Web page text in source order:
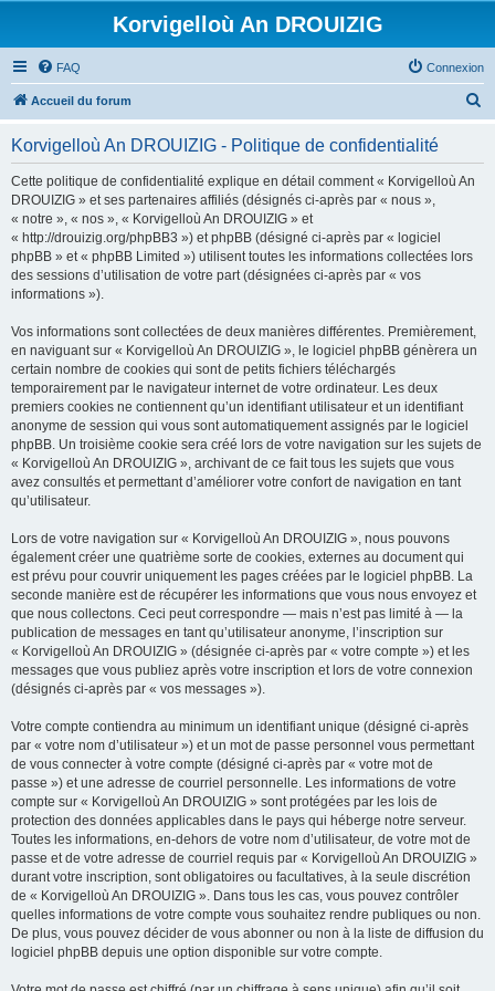
Korvigelloù An DROUIZIG
FAQ Connexion
Accueil du forum
Korvigelloù An DROUIZIG - Politique de confidentialité
Cette politique de confidentialité explique en détail comment « Korvigelloù An
DROUIZIG » et ses partenaires affiliés (désignés ci-après par « nous »,
« notre », « nos », « Korvigelloù An DROUIZIG » et
« http://drouizig.org/phpBB3 ») et phpBB (désigné ci-après par « logiciel
phpBB » et « phpBB Limited ») utilisent toutes les informations collectées lors
des sessions d’utilisation de votre part (désignées ci-après par « vos
informations »).
Vos informations sont collectées de deux manières différentes. Premièrement,
en naviguant sur « Korvigelloù An DROUIZIG », le logiciel phpBB génèrera un
certain nombre de cookies qui sont de petits fichiers téléchargés
temporairement par le navigateur internet de votre ordinateur. Les deux
premiers cookies ne contiennent qu’un identifiant utilisateur et un identifiant
anonyme de session qui vous sont automatiquement assignés par le logiciel
phpBB. Un troisième cookie sera créé lors de votre navigation sur les sujets de
« Korvigelloù An DROUIZIG », archivant de ce fait tous les sujets que vous
avez consultés et permettant d’améliorer votre confort de navigation en tant
qu’utilisateur.
Lors de votre navigation sur « Korvigelloù An DROUIZIG », nous pouvons
également créer une quatrième sorte de cookies, externes au document qui
est prévu pour couvrir uniquement les pages créées par le logiciel phpBB. La
seconde manière est de récupérer les informations que vous nous envoyez et
que nous collectons. Ceci peut correspondre — mais n’est pas limité à — la
publication de messages en tant qu’utilisateur anonyme, l’inscription sur
« Korvigelloù An DROUIZIG » (désignée ci-après par « votre compte ») et les
messages que vous publiez après votre inscription et lors de votre connexion
(désignés ci-après par « vos messages »).
Votre compte contiendra au minimum un identifiant unique (désigné ci-après
par « votre nom d’utilisateur ») et un mot de passe personnel vous permettant
de vous connecter à votre compte (désigné ci-après par « votre mot de
passe ») et une adresse de courriel personnelle. Les informations de votre
compte sur « Korvigelloù An DROUIZIG » sont protégées par les lois de
protection des données applicables dans le pays qui héberge notre serveur.
Toutes les informations, en-dehors de votre nom d’utilisateur, de votre mot de
passe et de votre adresse de courriel requis par « Korvigelloù An DROUIZIG »
durant votre inscription, sont obligatoires ou facultatives, à la seule discrétion
de « Korvigelloù An DROUIZIG ». Dans tous les cas, vous pouvez contrôler
quelles informations de votre compte vous souhaitez rendre publiques ou non.
De plus, vous pouvez décider de vous abonner ou non à la liste de diffusion du
logiciel phpBB depuis une option disponible sur votre compte.